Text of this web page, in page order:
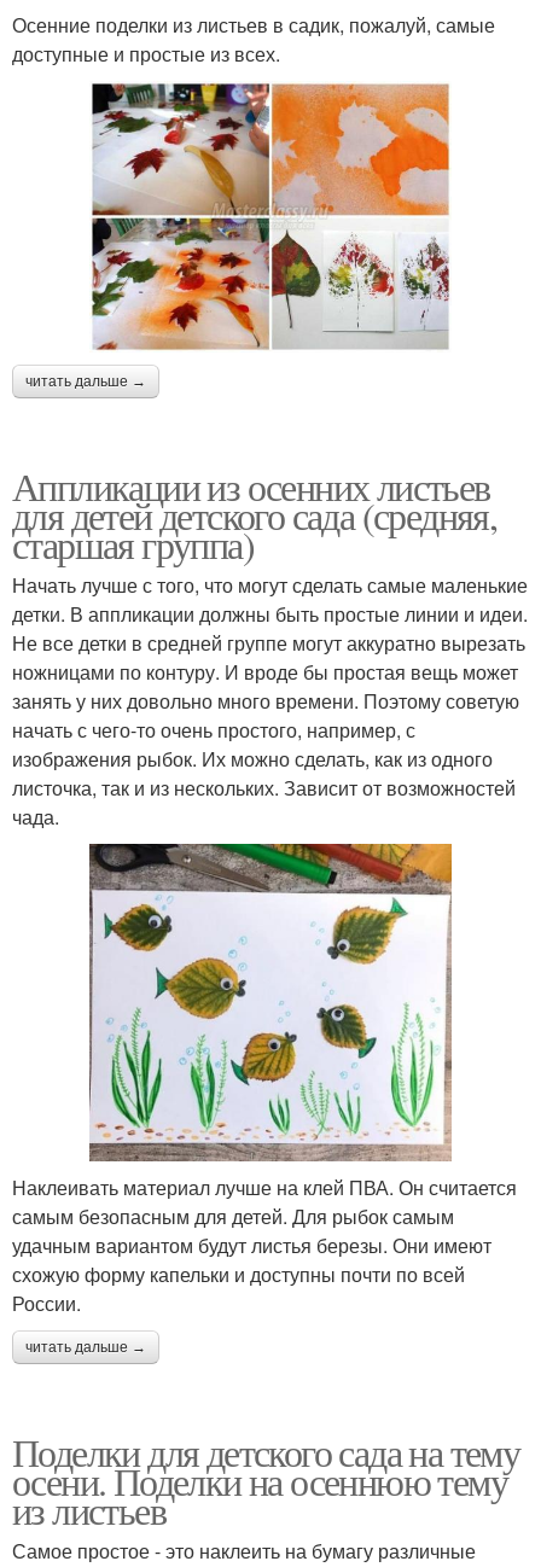
Осенние поделки из листьев в садик, пожалуй, самые
доступные и простые из всех.
читать дальше →
Аппликации из осенних листьев
для детей детского сада (средняя,
старшая группа)
Начать лучше с того, что могут сделать самые маленькие
детки. В аппликации должны быть простые линии и идеи.
Не все детки в средней группе могут аккуратно вырезать
ножницами по контуру. И вроде бы простая вещь может
занять у них довольно много времени. Поэтому советую
начать с чего-то очень простого, например, с
изображения рыбок. Их можно сделать, как из одного
листочка, так и из нескольких. Зависит от возможностей
чада.
Наклеивать материал лучше на клей ПВА. Он считается
самым безопасным для детей. Для рыбок самым
удачным вариантом будут листья березы. Они имеют
схожую форму капельки и доступны почти по всей
России.
читать дальше →
Поделки для детского сада на тему
осени. Поделки на осеннюю тему
из листьев
Самое простое - это наклеить на бумагу различные